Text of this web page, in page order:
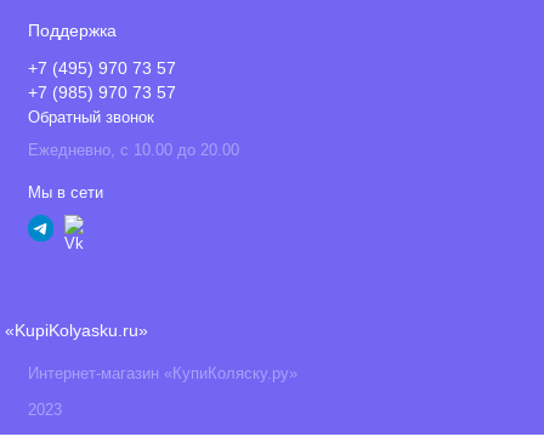
Поддержка
+7 (495) 970 73 57
+7 (985) 970 73 57
Обратный звонок
Ежедневно, с 10.00 до 20.00
Мы в сети
«KupiKolyasku.ru»
Интернет-магазин «КупиКоляску.ру»
2023